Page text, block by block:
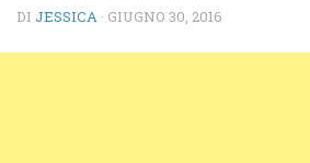
DI JESSICA · GIUGNO 30, 2016